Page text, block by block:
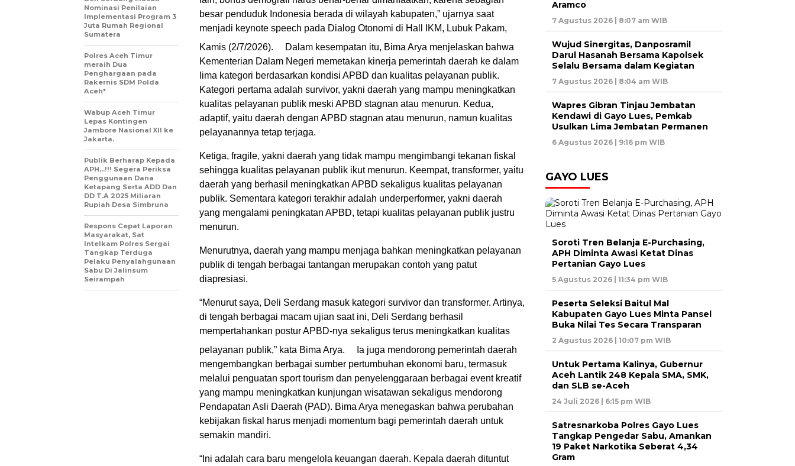
besar penduduk Indonesia berada di wilayah kabupaten,” ujarnya saat
menjadi keynote speech pada Dialog Otonomi di Hall IKM, Lubuk Pakam,
Kamis (2/7/2026).
Dalam kesempatan itu, Bima Arya menjelaskan bahwa
Kementerian Dalam Negeri memetakan kinerja pemerintah daerah ke dalam
lima kategori berdasarkan kondisi APBD dan kualitas pelayanan publik.
Kategori pertama adalah survivor, yakni daerah yang mampu meningkatkan
kualitas pelayanan publik meski APBD stagnan atau menurun. Kedua,
adaptif, yaitu daerah dengan APBD stagnan atau menurun, namun kualitas
pelayanannya tetap terjaga.
Ketiga, fragile, yakni daerah yang tidak mampu mengimbangi tekanan fiskal
sehingga kualitas pelayanan publik ikut menurun. Keempat, transformer, yaitu
daerah yang berhasil meningkatkan APBD sekaligus kualitas pelayanan
publik. Sementara kategori terakhir adalah underperformer, yakni daerah
yang mengalami peningkatan APBD, tetapi kualitas pelayanan publik justru
menurun.
Menurutnya, daerah yang mampu menjaga bahkan meningkatkan pelayanan
publik di tengah berbagai tantangan merupakan contoh yang patut
diapresiasi.
“Menurut saya, Deli Serdang masuk kategori survivor dan transformer. Artinya,
di tengah berbagai macam ujian saat ini, Deli Serdang berhasil
mempertahankan postur APBD-nya sekaligus terus meningkatkan kualitas
pelayanan publik,” kata Bima Arya.
Ia juga mendorong pemerintah daerah
mengembangkan berbagai sumber pertumbuhan ekonomi baru, termasuk
melalui penguatan sport tourism dan penyelenggaraan berbagai event kreatif
yang mampu meningkatkan kunjungan wisatawan sekaligus mendorong
Pendapatan Asli Daerah (PAD). Bima Arya menegaskan bahwa perubahan
kebijakan fiskal harus menjadi momentum bagi pemerintah daerah untuk
semakin mandiri.
“Ini adalah cara baru mengelola keuangan daerah. Kepala daerah dituntut
Nominasi Penilaian
Implementasi Program 3
Juta Rumah Regional
Sumatera
Polres Aceh Timur
meraih Dua
Penghargaan pada
Rakernis SDM Polda
Aceh*
Wabup Aceh Timur
Lepas Kontingen
Jambore Nasional XII ke
Jakarta.
Publik Berharap Kepada
APH,..!!! Segera Periksa
Penggunaan Dana
Ketapang Serta ADD Dan
DD T.A 2025 Miliaran
Rupiah Desa Simbruna
Respons Cepat Laporan
Masyarakat, Sat
Intelkam Polres Sergai
Tangkap Terduga
Pelaku Penyalahgunaan
Sabu Di Jalinsum
Seirampah
Aramco
7 Agustus 2026 | 8:07 am WIB
Wujud Sinergitas, Danposramil
Darul Hasanah Bersama Kapolsek
Selalu Bersama dalam Kegiatan
7 Agustus 2026 | 8:04 am WIB
Wapres Gibran Tinjau Jembatan
Kendawi di Gayo Lues, Pemkab
Usulkan Lima Jembatan Permanen
6 Agustus 2026 | 9:16 pm WIB
GAYO LUES
Soroti Tren Belanja E-Purchasing,
APH Diminta Awasi Ketat Dinas
Pertanian Gayo Lues
5 Agustus 2026 | 11:34 pm WIB
Peserta Seleksi Baitul Mal
Kabupaten Gayo Lues Minta Pansel
Buka Nilai Tes Secara Transparan
2 Agustus 2026 | 10:07 pm WIB
Untuk Pertama Kalinya, Gubernur
Aceh Lantik 248 Kepala SMA, SMK,
dan SLB se-Aceh
24 Juli 2026 | 6:15 pm WIB
Satresnarkoba Polres Gayo Lues
Tangkap Pengedar Sabu, Amankan
19 Paket Narkotika Seberat 4,34
Gram